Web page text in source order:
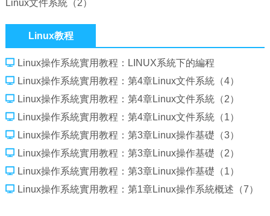
Linux文件系統（2）
Linux教程
Linux操作系統實用教程：LINUX系統下的編程
Linux操作系統實用教程：第4章Linux文件系統（4）
Linux操作系統實用教程：第4章Linux文件系統（2）
Linux操作系統實用教程：第4章Linux文件系統（1）
Linux操作系統實用教程：第3章Linux操作基礎（3）
Linux操作系統實用教程：第3章Linux操作基礎（2）
Linux操作系統實用教程：第3章Linux操作基礎（1）
Linux操作系統實用教程：第1章Linux操作系統概述（7）